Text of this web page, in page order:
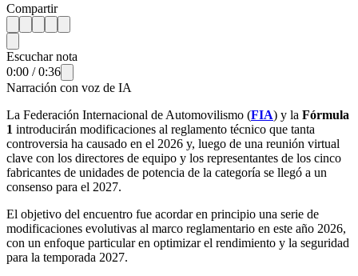
Compartir
Escuchar nota
0:00 /0:36
Narración con voz de IA
La Federación Internacional de Automovilismo (FIA) y la Fórmula
1 introducirán modificaciones al reglamento técnico que tanta
controversia ha causado en el 2026 y, luego de una reunión virtual
clave con los directores de equipo y los representantes de los cinco
fabricantes de unidades de potencia de la categoría se llegó a un
consenso para el 2027.
El objetivo del encuentro fue acordar en principio una serie de
modificaciones evolutivas al marco reglamentario en este año 2026,
con un enfoque particular en optimizar el rendimiento y la seguridad
para la temporada 2027.